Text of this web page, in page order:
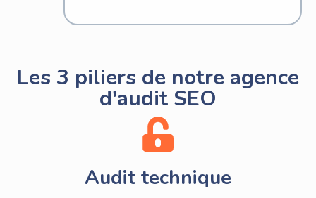
Les 3 piliers de notre agence
d'audit SEO
Audit technique